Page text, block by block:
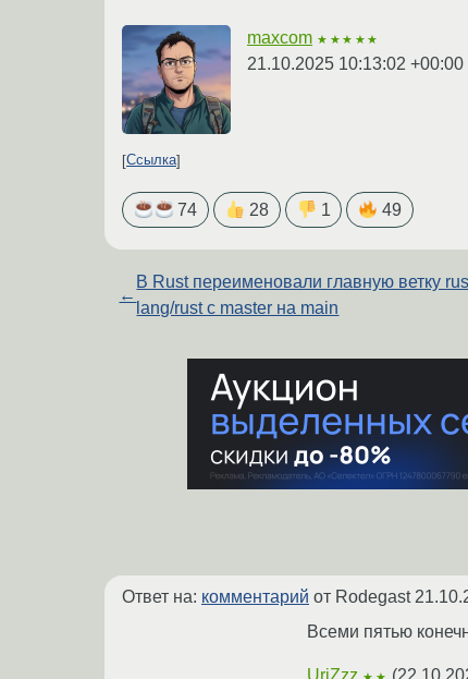
maxcom ★★★★★
21.10.2025 10:13:02 +00:00
Ссылка
74 28 1 49
←
В Rust переименовали главную ветку
lang/rust с master на main
Ответ на: комментарий от Rodegast
Всеми пятью
UriZzz ★★ (